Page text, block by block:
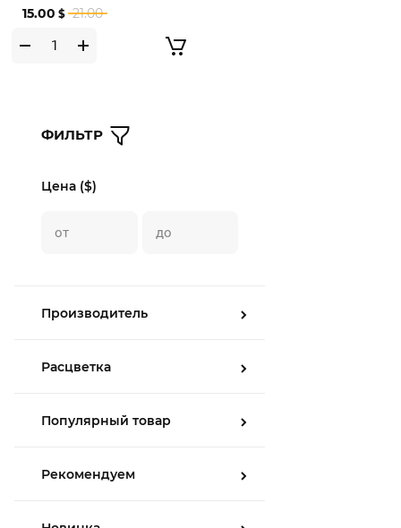
ФИЛЬТР
Цена ($)
Производитель
Расцветка
Популярный товар
Рекомендуем
21.00
15.00 $